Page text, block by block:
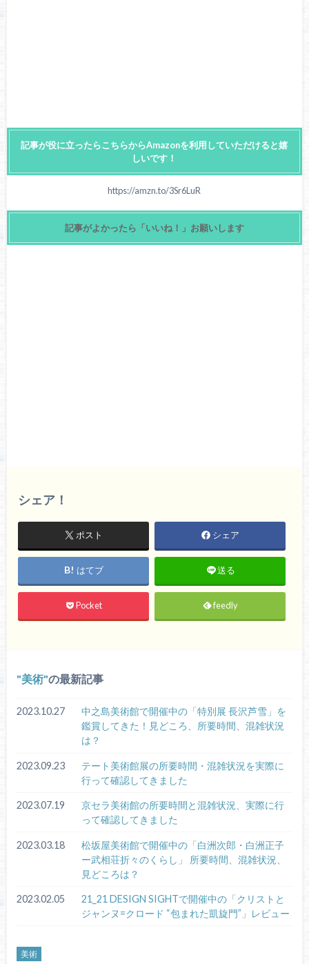
記事が役に立ったらこちらからAmazonを利用していただけると嬉
しいです！
https://amzn.to/3Sr6LuR
記事がよかったら「いいね！」お願いします
シェア！
ポスト シェア
はてブ 送る
Pocket feedly
美術 の最新記事
2023.10.27
中之島美術館で開催中の「特別展 長沢芦雪」を
鑑賞してきた！見どころ、所要時間、混雑状況
は？
2023.09.23
テート美術館展の所要時間・混雑状況を実際に
行って確認してきました
2023.07.19
京セラ美術館の所要時間と混雑状況、実際に行
って確認してきました
2023.03.18
松坂屋美術館で開催中の「白洲次郎・白洲正子
ー武相荘折々のくらし」 所要時間、混雑状況、
見どころは？
2023.02.05
21_21 DESIGN SIGHTで開催中の「クリストと
ジャンヌ=クロード “包まれた凱旋門”」レビュー
美術